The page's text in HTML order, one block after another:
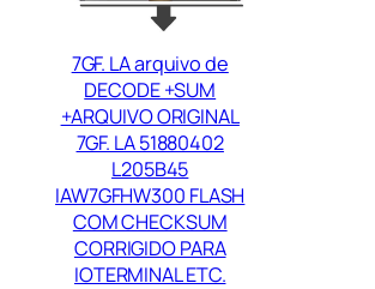
7GF. LA arquivo de
DECODE +SUM
+ARQUIVO ORIGINAL
7GF. LA 51880402
L205B45
IAW7GFHW300 FLASH
COM CHECKSUM
CORRIGIDO PARA
IOTERMINAL ETC.